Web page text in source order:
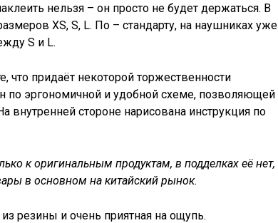
нельзя – он просто не будет держаться. В
XS, S, L. По – стандарту, на наушниках уже
S и L.
придаёт некоторой торжественности
по эргономичной и удобной схеме, позволяющей
внутренней стороне нарисована инструкция по
к оригинальным продуктам, в подделках её нет,
в основном на китайский рынок.
резины и очень приятная на ощупь.